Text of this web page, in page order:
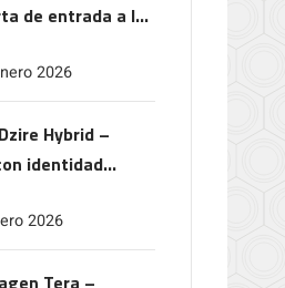
de entrada a la
2026
Hybrid –
identidad
2026
Tera –